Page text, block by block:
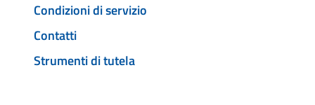
Condizioni di servizio
Contatti
Strumenti di tutela